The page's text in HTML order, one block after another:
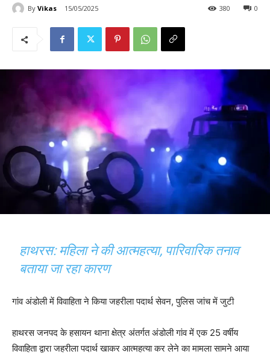
By Vikas 15/05/2025 0
380
हाथरस: महिला ने की आत्महत्या, पारिवारिक तनाव
बताया जा रहा कारण
गांव अंडोली में विवाहिता ने किया जहरीला पदार्थ सेवन, पुलिस जांच में जुटी
हाथरस जनपद के हसायन थाना क्षेत्र अंतर्गत अंडोली गांव में एक 25 वर्षीय
विवाहिता द्वारा जहरीला पदार्थ खाकर आत्महत्या कर लेने का मामला सामने आया